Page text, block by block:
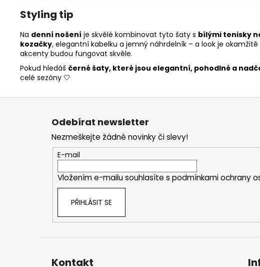
Styling tip
Na denní nošení je skvělé kombinovat tyto šaty s bílými tenisky
kozačky, elegantní kabelku a jemný náhrdelník – a look je
akcenty budou fungovat skvěle.
Pokud hledáš černé šaty, které jsou elegantní, pohodlné a
celé sezóny 🤍
Z
Odebírat newsletter
Nezmeškejte žádné novinky či slevy!
E-mail
Vložením e-mailu souhlasíte s podmínkami ochrany
PŘIHLÁSIT SE
Kontakt